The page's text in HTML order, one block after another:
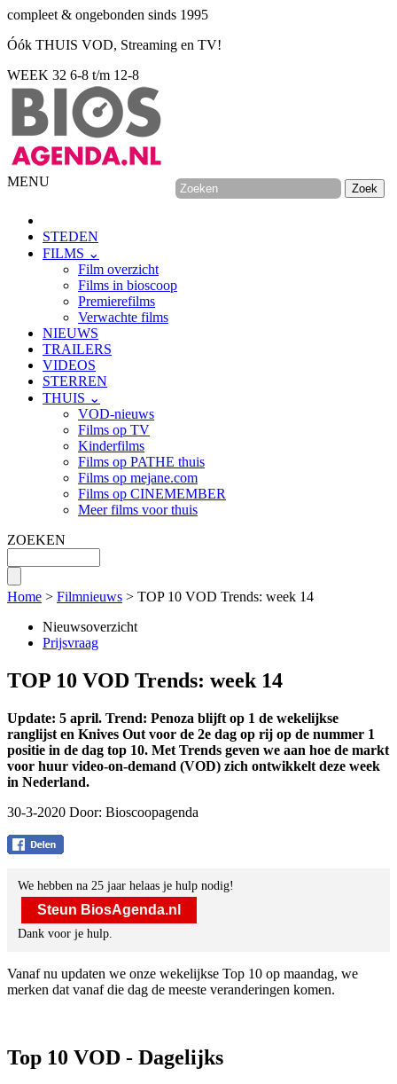
compleet & ongebonden sinds 1995
Óók THUIS VOD, Streaming en TV!
WEEK 32 6-8 t/m 12-8
MENU
STEDEN
FILMS ⌄
Film overzicht
Films in bioscoop
Premierefilms
Verwachte films
NIEUWS
TRAILERS
VIDEOS
STERREN
THUIS ⌄
VOD-nieuws
Films op TV
Kinderfilms
Films op PATHE thuis
Films op mejane.com
Films op CINEMEMBER
Meer films voor thuis
ZOEKEN
Home > Filmnieuws > TOP 10 VOD Trends: week 14
Nieuwsoverzicht
Prijsvraag
TOP 10 VOD Trends: week 14
Update: 5 april. Trend: Penoza blijft op 1 de wekelijkse
ranglijst en Knives Out voor de 2e dag op rij op de nummer 1
positie in de dag top 10. Met Trends geven we aan hoe de markt
voor huur video-on-demand (VOD) zich ontwikkelt deze week
in Nederland.
30-3-2020 Door: Bioscoopagenda
We hebben na 25 jaar helaas je hulp nodig!
Steun BiosAgenda.nl
Dank voor je hulp.
Vanaf nu updaten we onze wekelijkse Top 10 op maandag, we
merken dat vanaf die dag de meeste veranderingen komen.
Top 10 VOD - Dagelijks